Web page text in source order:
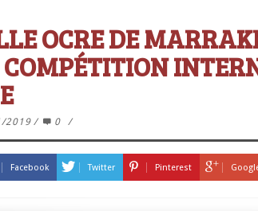
OCRE DE
2019 / 0 /
Facebook Twitter Pinterest